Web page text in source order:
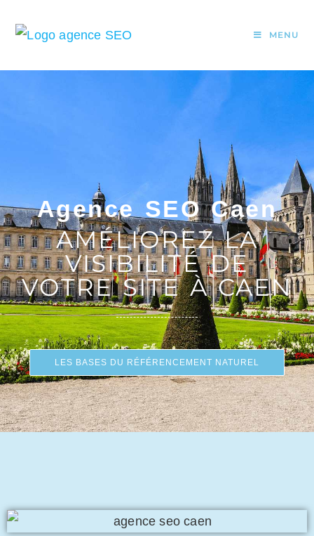
MENU
Agence SEO Caen
AMÉLIOREZ LA
VISIBILITÉ DE
VOTRE SITE À CAEN
LES BASES DU RÉFÉRENCEMENT NATUREL